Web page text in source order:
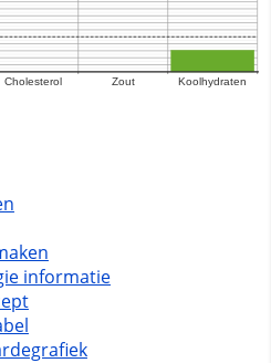
informatie